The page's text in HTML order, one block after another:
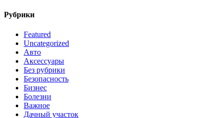
Рубрики
Featured
Uncategorized
Авто
Аксессуары
Без рубрики
Безопасность
Бизнес
Болезни
Важное
Дачный участок